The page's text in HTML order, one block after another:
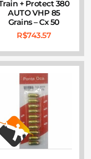
+ Protect 380
AUTO VHP 85
Grains – Cx 50
R$743.57